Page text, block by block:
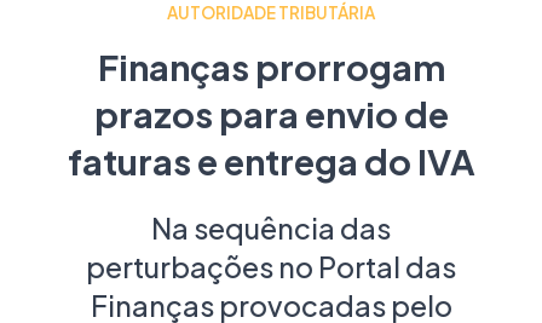
AUTORIDADE TRIBUTÁRIA
Finanças prorrogam
prazos para envio de
faturas e entrega do IVA
Na sequência das
perturbações no Portal das
Finanças provocadas pelo